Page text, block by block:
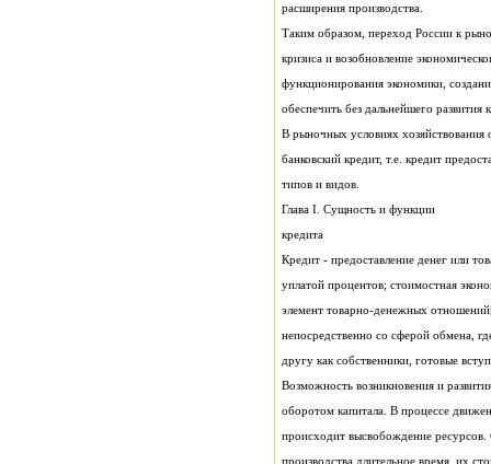
расширения производства.
обеспечить без дальнейшего
банковский кредит, т.е. кредит
типов и видов.
Глава I. Сущность и функции
кредита
другу как собственники, готовые
Возможность возникновения и